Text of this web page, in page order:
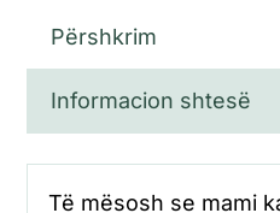
Përshkrim
Informacion shtesë
Të mësosh se mami